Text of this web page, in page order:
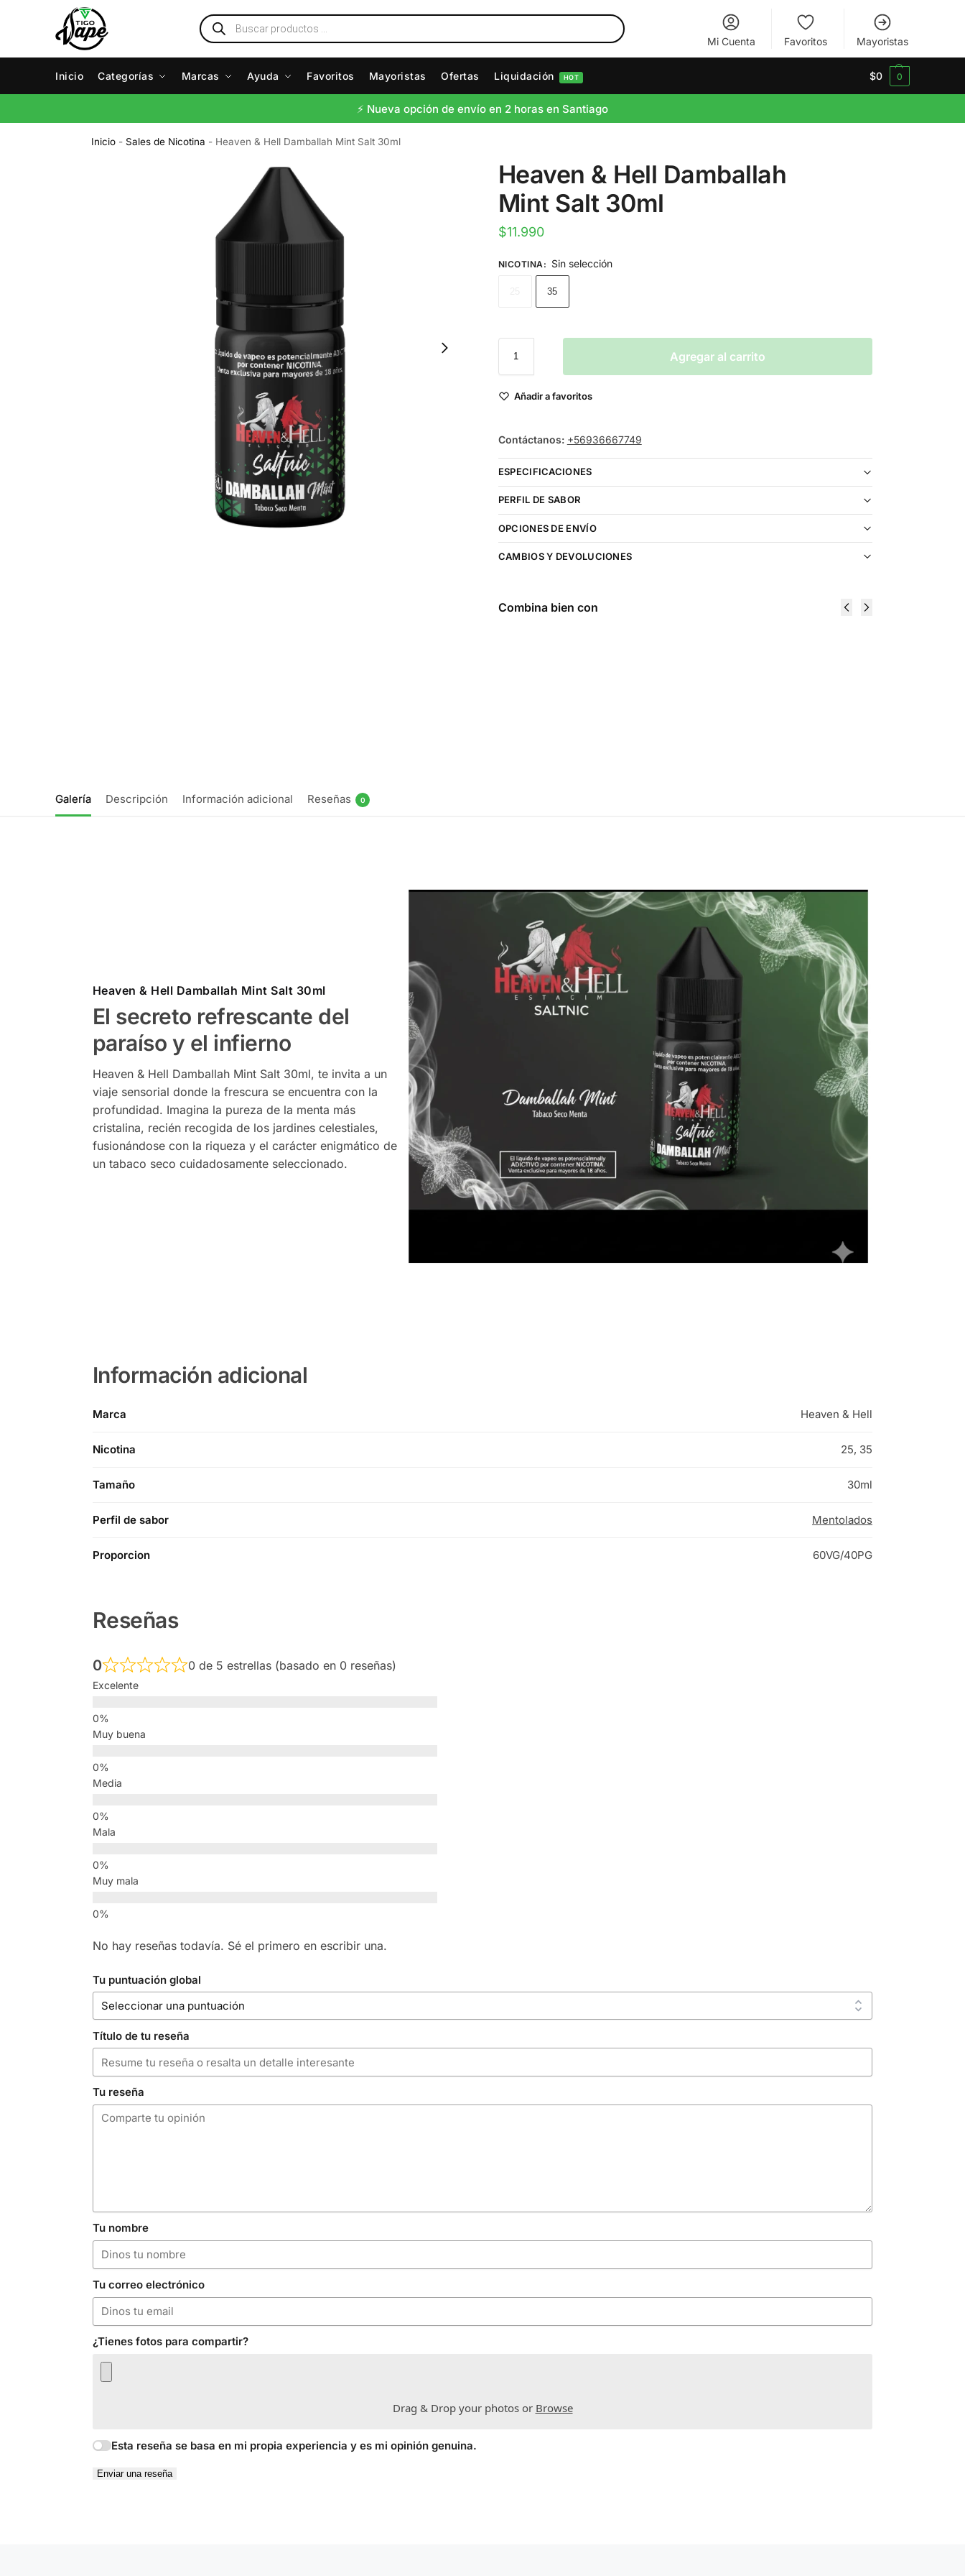
Mi Cuenta Favoritos Mayoristas
Inicio Categorías Marcas Ayuda Favoritos Mayoristas Ofertas Liquidación HOT $0 0
⚡️ Nueva opción de envío en 2 horas en Santiago
Inicio -Sales de Nicotina - Heaven & Hell Damballah Mint Salt 30ml
Heaven & Hell Damballah
Mint Salt 30ml
$11.990
NICOTINA : Sin selección
35
Agregar al carrito
Añadir a favoritos
Contáctanos: +56936667749
ESPECIFICACIONES
PERFIL DE SABOR
OPCIONES DE ENVÍO
CAMBIOS Y DEVOLUCIONES
Combina bien con
Galería Descripción Información adicional Reseñas 0
Heaven & Hell Damballah Mint Salt 30ml
El secreto refrescante del
paraíso y el infierno
Heaven & Hell Damballah Mint Salt 30ml, te invita a un
viaje sensorial donde la frescura se encuentra con la
profundidad. Imagina la pureza de la menta más
cristalina, recién recogida de los jardines celestiales,
fusionándose con la riqueza y el carácter enigmático de
un tabaco seco cuidadosamente seleccionado.
Información adicional
Marca Heaven & Hell
Nicotina 25, 35
Tamaño 30ml
Perfil de sabor Mentolados
Proporcion 60VG/40PG
Reseñas
0 0 de 5 estrellas (basado en 0 reseñas)
Excelente
Muy buena
Media
Mala
Muy mala
No hay reseñas todavía. Sé el primero en escribir una.
Tu puntuación global
Título de tu reseña
Tu reseña
Tu nombre
Tu correo electrónico
¿Tienes fotos para compartir?
Drag & Drop your photos or Browse
Esta reseña se basa en mi propia experiencia y es mi opinión genuina.
Enviar una reseña